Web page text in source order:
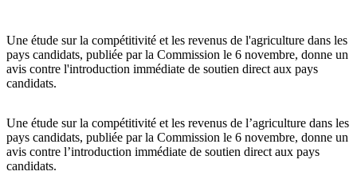
Une étude sur la compétitivité et les revenus de l'agriculture dans les
pays candidats, publiée par la Commission le 6 novembre, donne un
avis contre l'introduction immédiate de soutien direct aux pays
candidats.
Une étude sur la compétitivité et les revenus de l’agriculture dans les
pays candidats, publiée par la Commission le 6 novembre, donne un
avis contre l’introduction immédiate de soutien direct aux pays
candidats.